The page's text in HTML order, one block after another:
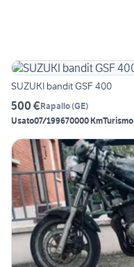
SUZUKI bandit GSF 400
500 €Rapallo(GE)
Usato07/199670000 KmTurismo